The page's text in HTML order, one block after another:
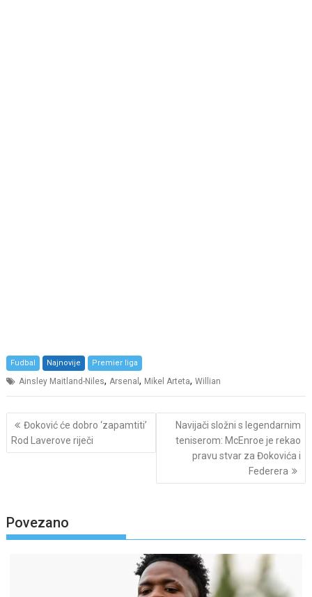
Fudbal Najnovije Premier liga
Ainsley Maitland-Niles,Arsenal, Mikel Arteta,Willian
Post
navigation
Đoković će dobro ‘zapamtiti’
Rod Laverove riječi
Navijači složni s legendarnim
teniserom: McEnroe je rekao
pravu stvar za Đokovića i
Federera
Povezano